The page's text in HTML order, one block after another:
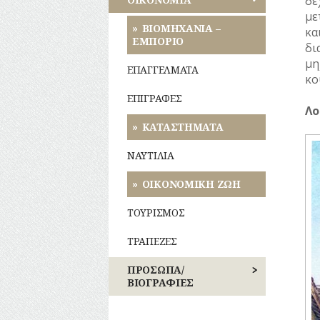
ΡΕΜΑΤΑ
ΣΥΓΚΟΙΝΩΝΙΕΣ
ΣΥΛΛΟΓΟΙ-
ΣΧΕΔΙΟ
ΠΟΛΗΣ
ΤΕΧΝΟΛΟΓΙΑ
ΤΗΛΕΠΙΚΟΙΝΩΝΙΕΣ
ΤΟΠΟΓΡΑΦΙΑ
ΤΟΠΩΝΥΜΙΑ
ΤΡΟΧΑΙΑ-
Δημώδης
μετεωρολογία
Φυτά
Μύθοι
Παραδόσεις
Παροιμίες
Αινίγματα
Παιχνίδια
Σχολική
ζωή
ΕΠΑΝΑΣΤΑΣΕΙΣ
ΚΙΝΗΜΑΤΑ
ΣΗΜΑΝΤΙΚΑ
ΓΕΓΟΝΟΤΑ
ΒΙΟΜΗΧΑΝΙΑ –
ΕΜΠΟΡΙΟ
ΕΠΑΓΓΕΛΜΑΤΑ
ΕΠΙΓΡΑΦΕΣ
ΚΑΤΑΣΤΗΜΑΤΑ
ΝΑΥΤΙΛΙΑ
ΟΙΚΟΝΟΜΙΚΗ ΖΩΗ
ΤΟΥΡΙΣΜΟΣ
ΤΡΑΠΕΖΕΣ
ΠΡΟΣΩΠΑ/
ΒΙΟΓΡΑΦΙΕΣ